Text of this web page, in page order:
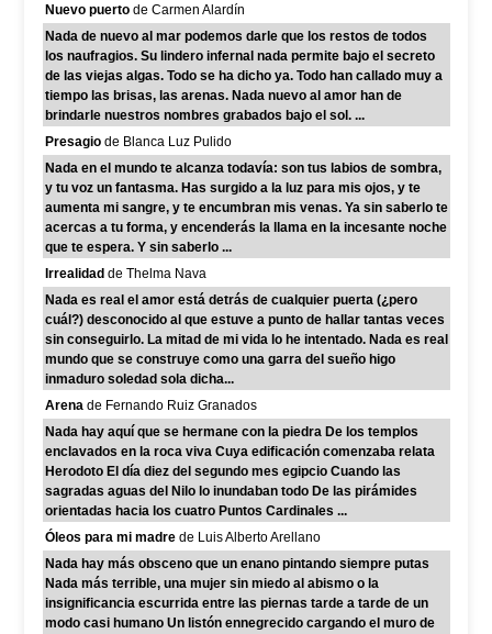
Nuevo puerto de Carmen Alardín
Nada de nuevo al mar podemos darle que los restos de todos
los naufragios. Su lindero infernal nada permite bajo el secreto
de las viejas algas. Todo se ha dicho ya. Todo han callado muy a
tiempo las brisas, las arenas. Nada nuevo al amor han de
brindarle nuestros nombres grabados bajo el sol. ...
Presagio de Blanca Luz Pulido
Nada en el mundo te alcanza todavía: son tus labios de sombra,
y tu voz un fantasma. Has surgido a la luz para mis ojos, y te
aumenta mi sangre, y te encumbran mis venas. Ya sin saberlo te
acercas a tu forma, y encenderás la llama en la incesante noche
que te espera. Y sin saberlo ...
Irrealidad de Thelma Nava
Nada es real el amor está detrás de cualquier puerta (¿pero
cuál?) desconocido al que estuve a punto de hallar tantas veces
sin conseguirlo. La mitad de mi vida lo he intentado. Nada es real
mundo que se construye como una garra del sueño higo
inmaduro soledad sola dicha...
Arena de Fernando Ruiz Granados
Nada hay aquí que se hermane con la piedra De los templos
enclavados en la roca viva Cuya edificación comenzaba relata
Herodoto El día diez del segundo mes egipcio Cuando las
sagradas aguas del Nilo lo inundaban todo De las pirámides
orientadas hacia los cuatro Puntos Cardinales ...
Óleos para mi madre de Luis Alberto Arellano
Nada hay más obsceno que un enano pintando siempre putas
Nada más terrible, una mujer sin miedo al abismo o la
insignificancia escurrida entre las piernas tarde a tarde de un
modo casi humano Un listón ennegrecido cargando el muro de